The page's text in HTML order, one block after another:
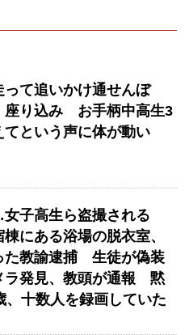
って追いかけ通せんぼ
座り込み お手柄中高生3
てという声に体が動い
子高生ら盗撮される
にある浴場の脱衣室、
た教諭逮捕 生徒が偽装
ラ発見、教頭が通報 黙
、十数人を録画していた